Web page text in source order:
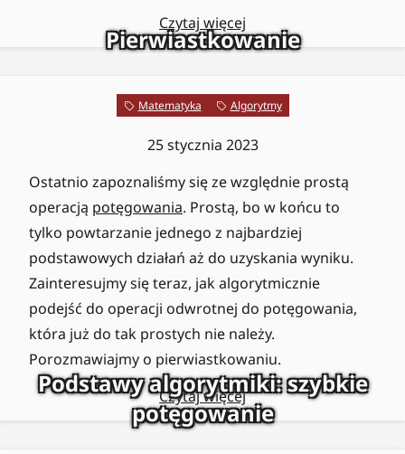
Czytaj więcej
Pierwiastkowanie
Matematyka Algorytmy
25 stycznia 2023
Ostatnio zapoznaliśmy się ze względnie prostą
operacją potęgowania. Prostą, bo w końcu to
tylko powtarzanie jednego z najbardziej
podstawowych działań aż do uzyskania wyniku.
Zainteresujmy się teraz, jak algorytmicznie
podejść do operacji odwrotnej do potęgowania,
która już do tak prostych nie należy.
Porozmawiajmy o pierwiastkowaniu.
Czytaj więcej
Podstawy algorytmiki: szybkie
potęgowanie